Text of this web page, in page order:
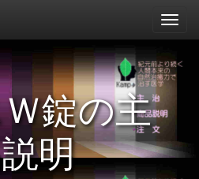
メ
ニ
ュ
ー
錠の主
明